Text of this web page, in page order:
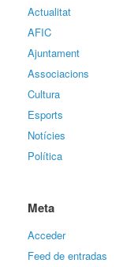
Actualitat
AFIC
Ajuntament
Associacions
Cultura
Esports
Notícies
Política
Meta
Acceder
Feed de entradas